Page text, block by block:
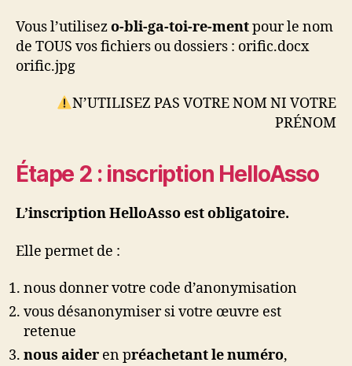
Vous l’utilisezo-bli-ga-toi-re-mentpour le nom
de TOUS vos fichiers ou dossiers : orific.docx
orific.jpg
N’UTILISEZ PAS VOTRE NOM NI VOTRE
PRÉNOM
Étape 2 : inscription HelloAsso
L’inscription HelloAsso est obligatoire.
Elle permet de :
nous donner votre code d’anonymisation
vous désanonymiser si votre œuvre est
retenue
nous aider en préachetant le numéro,